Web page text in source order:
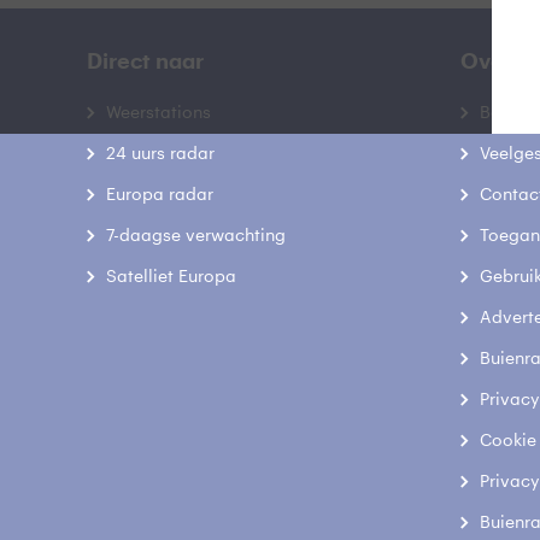
Direct naar
Weerstations
24 uurs radar
Europa radar
7-daagse verwachting
Satelliet Europa
Over